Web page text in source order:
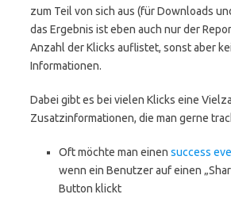
zum Teil von sich aus (für Downloads
das Ergebnis ist eben auch nur der
Anzahl der Klicks auflistet, sonst aber
Informationen.
Dabei gibt es bei vielen Klicks eine
Zusatzinformationen, die man gerne
Oft möchte man einen success
wenn ein Benutzer auf einen
Button klickt